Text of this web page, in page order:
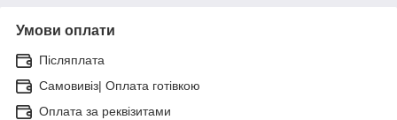
Умови оплати
Післяплата
Самовивіз| Оплата готівкою
Оплата за реквізитами